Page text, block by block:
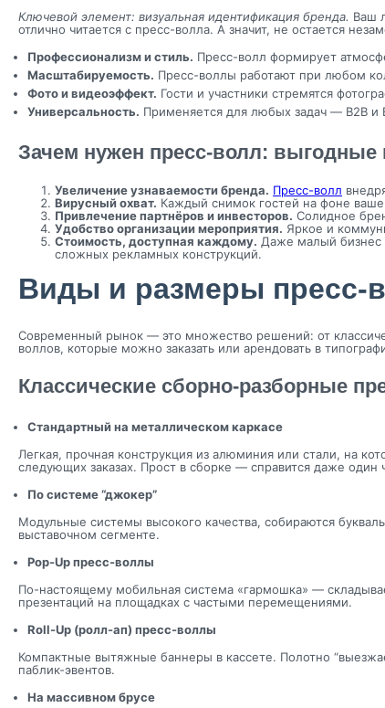
Ключевой элемент: визуальная идентификация бренда. Ваш
отлично читается с пресс-волла. А значит, не остается
Профессионализм и стиль. Пресс-волл формирует
Масштабируемость. Пресс-воллы работают при любом
Фото и видеоэффект. Гости и участники стремятся
Универсальность. Применяется для любых задач — B2B и
Зачем нужен пресс-волл: выгодные
Увеличение узнаваемости бренда. Пресс-волл
Вирусный охват. Каждый снимок гостей на фоне
Привлечение партнёров и инвесторов. Солидное
Удобство организации мероприятия. Яркое и
Стоимость, доступная каждому. Даже малый бизнес
сложных рекламных конструкций.
Виды и размеры пресс-
Современный рынок — это множество решений: от
воллов, которые можно заказать или арендовать в
Классические сборно-разборные
Стандартный на металлическом каркасе
Легкая, прочная конструкция из алюминия или стали, на
следующих заказах. Прост в сборке — справится даже один
По системе “джокер”
Модульные системы высокого качества, собираются
выставочном сегменте.
Pop-Up пресс-воллы
По-настоящему мобильная система «гармошка» —
презентаций на площадках с частыми перемещениями.
Roll-Up (ролл-ап) пресс-воллы
Компактные вытяжные баннеры в кассете. Полотно
паблик-эвентов.
На массивном брусе